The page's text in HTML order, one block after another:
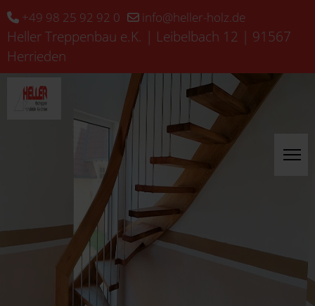
+49 98 25 92 92 0 info@heller-holz.de
Heller Treppenbau e.K. | Leibelbach 12 | 91567
Herrieden